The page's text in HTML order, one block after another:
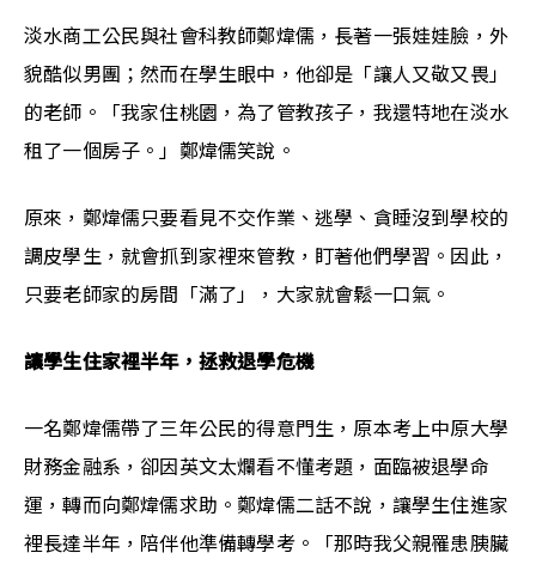
淡水商工公民與社會科教師鄭煒儒，長著一張娃娃臉，外
貌酷似男團；然而在學生眼中，他卻是「讓人又敬又畏」
的老師。「我家住桃園，為了管教孩子，我還特地在淡水
租了一個房子。」鄭煒儒笑說。
原來，鄭煒儒只要看見不交作業、逃學、貪睡沒到學校的
調皮學生，就會抓到家裡來管教，盯著他們學習。因此，
只要老師家的房間「滿了」，大家就會鬆一口氣。
讓學生住家裡半年，拯救退學危機
一名鄭煒儒帶了三年公民的得意門生，原本考上中原大學
財務金融系，卻因英文太爛看不懂考題，面臨被退學命
運，轉而向鄭煒儒求助。鄭煒儒二話不說，讓學生住進家
裡長達半年，陪伴他準備轉學考。「那時我父親罹患胰臟